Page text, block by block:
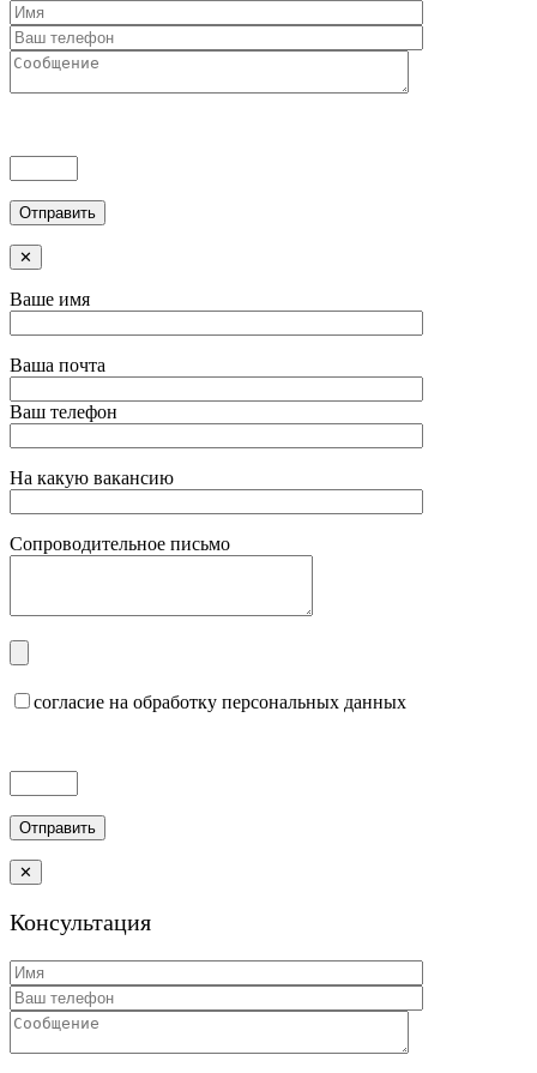
✕
Ваше имя
Ваша почта
Ваш телефон
На какую вакансию
Сопроводительное письмо
согласие на обработку персональных данных
✕
Консультация